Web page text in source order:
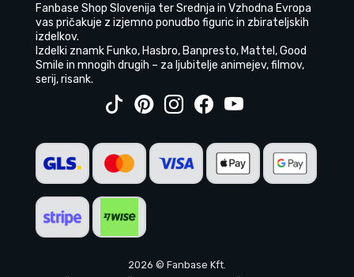
Fanbase Shop Slovenija ter Srednja in Vzhodna Evropa
vas pričakuje z izjemno ponudbo figuric in zbirateljskih
izdelkov.
Izdelki znamk Funko, Hasbro, Banpresto, Mattel, Good
Smile in mnogih drugih – za ljubitelje animejev, filmov,
serij, risank.
2026 © Fanbase Kft.